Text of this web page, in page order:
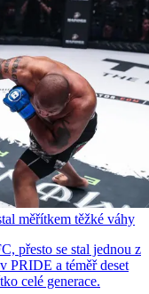
měřítkem těžké váhy
přesto se stal jednou z
PRIDE a téměř deset
celé generace.